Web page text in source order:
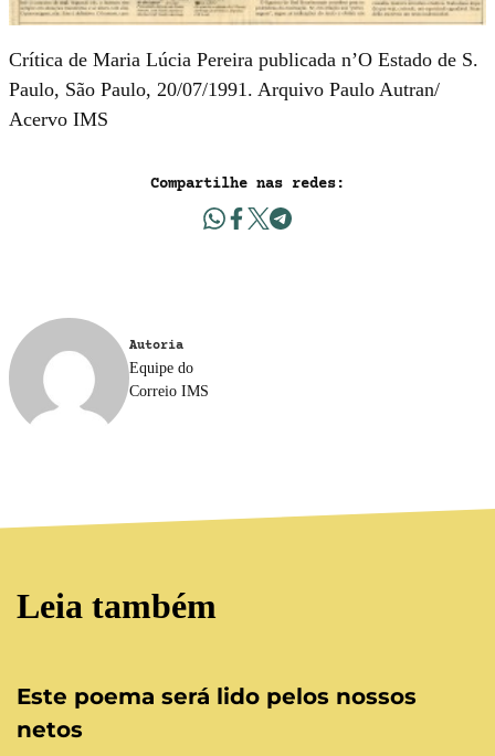
Crítica de Maria Lúcia Pereira publicada n’O Estado de S.
Paulo, São Paulo, 20/07/1991. Arquivo Paulo Autran/
Acervo IMS
Compartilhe nas redes:
Autoria
Equipe do
Correio IMS
Leia também
Este poema será lido pelos nossos
netos